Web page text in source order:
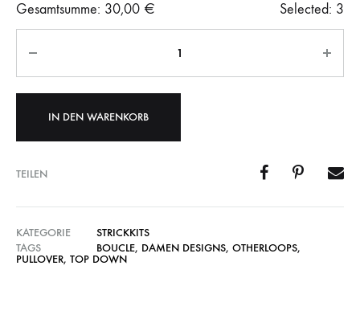
Gesamtsumme: 30,00 € Selected: 3
IN DEN WARENKORB
TEILEN
KATEGORIE
STRICKKITS
TAGS
BOUCLE, DAMEN DESIGNS, OTHERLOOPS,
PULLOVER, TOP DOWN